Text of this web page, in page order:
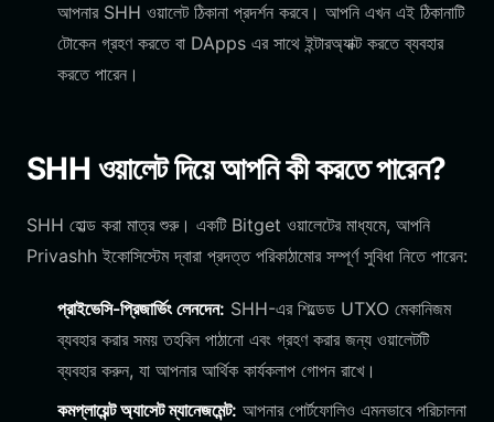
আপনার SHH ওয়ালেট ঠিকানা প্রদর্শন করবে। আপনি এখন এই ঠিকানাটি
টোকেন গ্রহণ করতে বা DApps এর সাথে ইন্টারঅ্যাক্ট করতে ব্যবহার
করতে পারেন।
SHH ওয়ালেট দিয়ে আপনি কী করতে পারেন?
SHH হোল্ড করা মাত্র শুরু। একটি Bitget ওয়ালেটের মাধ্যমে, আপনি
Privashh ইকোসিস্টেম দ্বারা প্রদত্ত পরিকাঠামোর সম্পূর্ণ সুবিধা নিতে পারেন:
প্রাইভেসি-প্রিজার্ভিং লেনদেন: SHH-এর শিল্ডেড UTXO মেকানিজম
ব্যবহার করার সময় তহবিল পাঠানো এবং গ্রহণ করার জন্য ওয়ালেটটি
ব্যবহার করুন, যা আপনার আর্থিক কার্যকলাপ গোপন রাখে।
কমপ্লায়েন্ট অ্যাসেট ম্যানেজমেন্ট: আপনার পোর্টফোলিও এমনভাবে পরিচালনা